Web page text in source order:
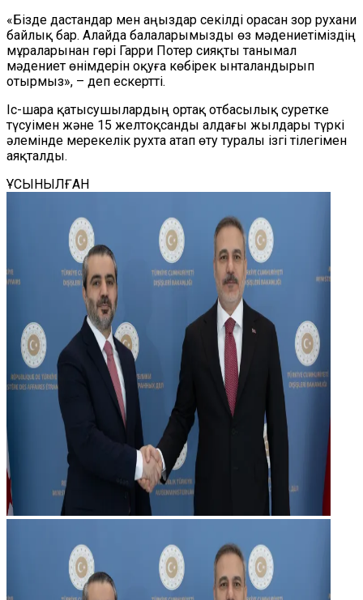
«Бізде дастандар мен аңыздар секілді орасан зор рухани
байлық бар. Алайда балаларымызды өз мәдениетіміздің
мұраларынан гөрі Гарри Потер сияқты танымал
мәдениет өнімдерін оқуға көбірек ынталандырып
отырмыз», – деп ескертті.
Іс-шара қатысушылардың ортақ отбасылық суретке
түсуімен және 15 желтоқсанды алдағы жылдары түркі
әлемінде мерекелік рухта атап өту туралы ізгі тілегімен
аяқталды.
ҰСЫНЫЛҒАН